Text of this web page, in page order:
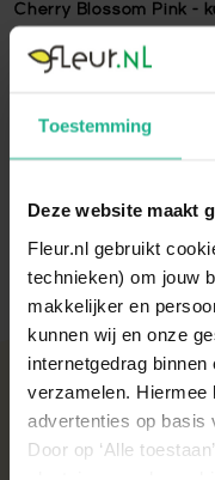
Toestemming
Deze website maakt
Fleur.nl gebruikt
technieken) om jouw
makkelijker en
kunnen wij en onze
internetgedrag
verzamelen. Hiermee
advertenties op basis
Door op ‘Alle
Cherry Blossom Pink -
Deze Cherry Blossom
waar geen daglicht
Met aandacht verpakt
Onze kamer- en
direct van de kweker
Zodra de planten bij ons